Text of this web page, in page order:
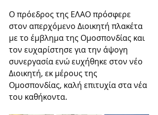
Ο πρόεδρος της ΕΛΑΟ πρόσφερε
στον απερχόμενο Διοικητή πλακέτα
με το έμβλημα της Ομοσπονδίας και
τον ευχαρίστησε για την άψογη
συνεργασία ενώ ευχήθηκε στον νέο
Διοικητή, εκ μέρους της
Ομοσπονδίας, καλή επιτυχία στα νέα
του καθήκοντα.